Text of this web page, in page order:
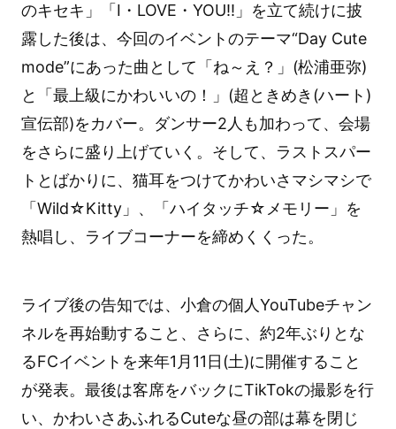
のキセキ」「I・LOVE・YOU!!」を立て続けに披
露した後は、今回のイベントのテーマ“Day Cute
mode”にあった曲として「ね～え？」(松浦亜弥)
と「最上級にかわいいの！」(超ときめき(ハート)
宣伝部)をカバー。ダンサー2人も加わって、会場
をさらに盛り上げていく。そして、ラストスパー
トとばかりに、猫耳をつけてかわいさマシマシで
「Wild☆Kitty」、「ハイタッチ☆メモリー」を
熱唱し、ライブコーナーを締めくくった。
ライブ後の告知では、小倉の個人YouTubeチャン
ネルを再始動すること、さらに、約2年ぶりとな
るFCイベントを来年1月11日(土)に開催すること
が発表。最後は客席をバックにTikTokの撮影を行
い、かわいさあふれるCuteな昼の部は幕を閉じ